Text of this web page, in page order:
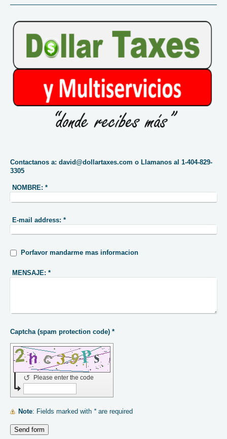
Contactanos a: david@dollartaxes.com o Llamanos al 1-404-829-
3305
NOMBRE: *
E-mail address: *
Porfavor mandarme mas informacion
MENSAJE: *
Captcha (spam protection code) *
Please enter the code
↺
Note : Fields marked with *are required